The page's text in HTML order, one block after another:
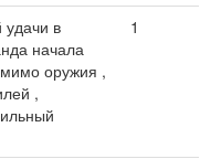
удачи в
начала
оружия ,
,
1